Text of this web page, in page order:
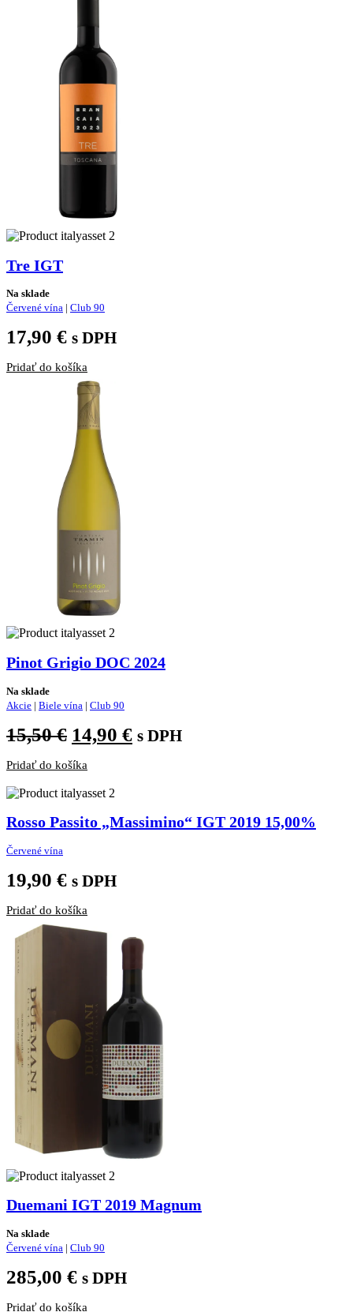
Tre IGT
Na sklade
Červené vína | Club 90
17,90 € s DPH
Pridať do košíka
Pinot Grigio DOC 2024
Na sklade
Akcie | Biele vína | Club 90
15,50€ Pôvodná
cena
bola:
15,50 €.
14,90 €Aktuálna
s DPH
Pridať do košíka
Rosso Passito „Massimino“ IGT 2019 15,00%
Červené vína
19,90 € s DPH
Pridať do košíka
Duemani IGT 2019 Magnum
Na sklade
Červené vína | Club 90
285,00 € s DPH
Pridať do košíka